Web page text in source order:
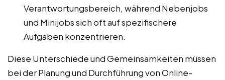
Verantwortungsbereich, während Nebenjobs
und Minijobs sich oft auf spezifischere
Aufgaben konzentrieren.
Diese Unterschiede und Gemeinsamkeiten müssen
bei der Planung und Durchführung von Online-